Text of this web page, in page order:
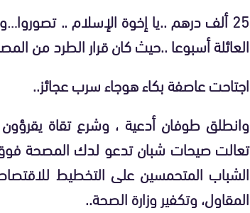
25 ألف درهم ..يا إخوة الإسلام ..
العائلة أسبوعا ..حيث كان قرار الطرد من
اجتاحت عاصفة بكاء هوجاء سرب عجائز..
وانطلق طوفان أدعية ، وشرع تقاة
تعالت صيحات شبان تدعو لدك المصحة
الشباب المتحمسين على التخطيط
المقاول، وتكفير وزارة الصحة..